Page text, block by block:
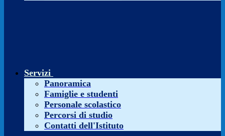
Servizi
Panoramica
Famiglie e studenti
Personale scolastico
Percorsi di studio
Contatti dell'Istituto